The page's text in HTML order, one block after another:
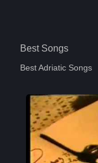
Best Songs
Best Adriatic Songs